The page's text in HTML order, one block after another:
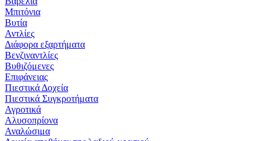
Μπιτόνια
Βυτία
Αντλίες
Διάφορα εξαρτήματα
Βενζιναντλίες
Βυθιζόμενες
Επιφάνειας
Πιεστικά Δοχεία
Πιεστικά Συγκροτήματα
Αγροτικά
Αλυσοπρίονα
Αναλώσιμα